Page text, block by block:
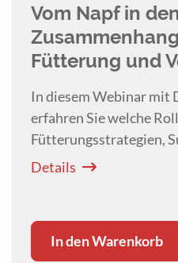
Vom Napf in
Fütterung und
In diesem Webinar mit
erfahren Sie welche
Fütterungsstrategien,
Darm-Hirn-Achse im
Details
In den Warenkorb